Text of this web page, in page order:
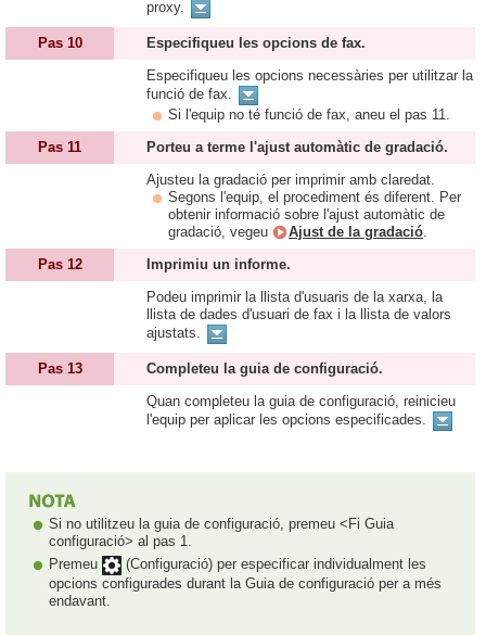
proxy.
Pas 10
Especifiqueu les opcions de fax.
Especifiqueu les opcions necessàries per utilitzar la
funció de fax.
Si l'equip no té funció de fax, aneu el pas 11.
Pas 11
Porteu a terme l'ajust automàtic de gradació.
Ajusteu la gradació per imprimir amb claredat.
Segons l'equip, el procediment és diferent. Per
obtenir informació sobre l'ajust automàtic de
gradació, vegeu
Ajust de la gradació.
Pas 12
Imprimiu un informe.
Podeu imprimir la llista d'usuaris de la xarxa, la
llista de dades d'usuari de fax i la llista de valors
ajustats.
Pas 13
Completeu la guia de configuració.
Quan completeu la guia de configuració, reinicieu
l'equip per aplicar les opcions especificades.
Si no utilitzeu la guia de configuració, premeu <Fi Guia
configuració> al pas 1.
Premeu
(Configuració) per especificar individualment les
opcions configurades durant la Guia de configuració per a més
endavant.